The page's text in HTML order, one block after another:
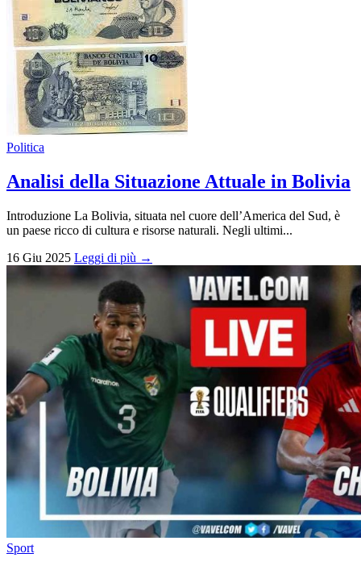
Politica
Analisi della Situazione Attuale in Bolivia
Introduzione La Bolivia, situata nel cuore dell’America del Sud, è
un paese ricco di cultura e risorse naturali. Negli ultimi...
16 Giu 2025 Leggi di più →
Sport